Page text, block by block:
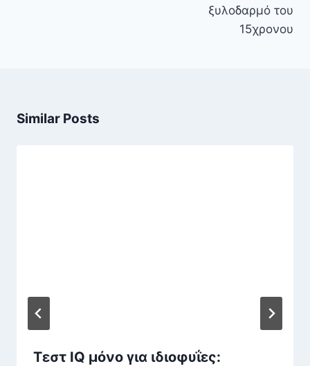
ξυλοδαρμό του
15χρονου
Similar Posts
Τεστ IQ μόνο για ιδιοφυΐες: